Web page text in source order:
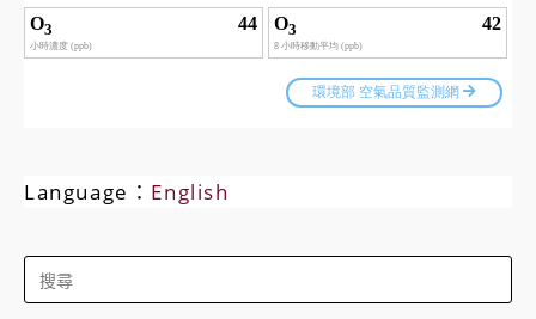
Language： English
Search
for: